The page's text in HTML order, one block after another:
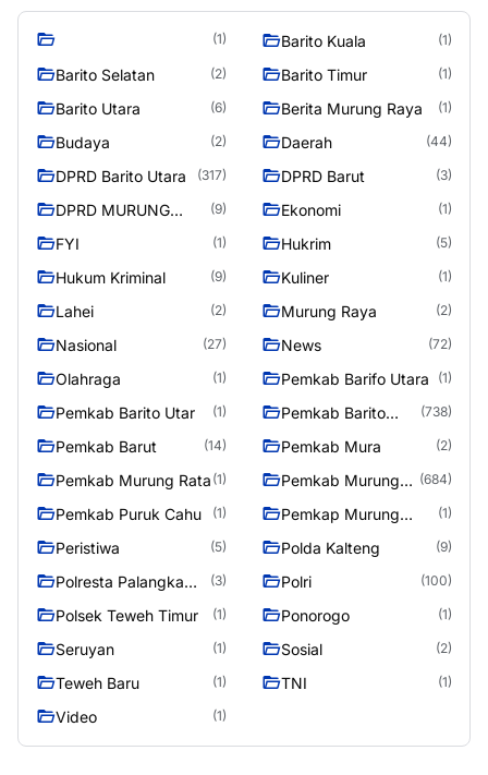
(1) Barito Kuala (1)
Barito Selatan (2) Barito Timur (1)
Barito Utara (6) Berita Murung Raya (1)
Budaya (2) Daerah (44)
DPRD Barito Utara (317) DPRD Barut (3)
DPRD MURUNG
(9) Ekonomi (1)
FYI (1) Hukrim (5)
Hukum Kriminal (9) Kuliner (1)
Lahei (2) Murung Raya (2)
Nasional (27) News (72)
Olahraga (1) Pemkab Barifo Utara (1)
Pemkab Barito Utar (1)
Pemkab Barito
(738)
Pemkab Barut (14) Pemkab Mura (2)
Pemkab Murung Rata (1)
Pemkab Murung
(684)
Pemkab Puruk Cahu (1)
Pemkap Murung
(1)
Peristiwa (5) Polda Kalteng (9)
Polresta Palangka
(3) Polri (100)
Polsek Teweh Timur (1) Ponorogo (1)
Seruyan (1) Sosial (2)
Teweh Baru (1) TNI (1)
Video (1)